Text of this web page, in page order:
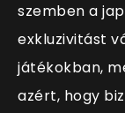
szemben a
exkluzivitást
játékokban,
azért, hogy